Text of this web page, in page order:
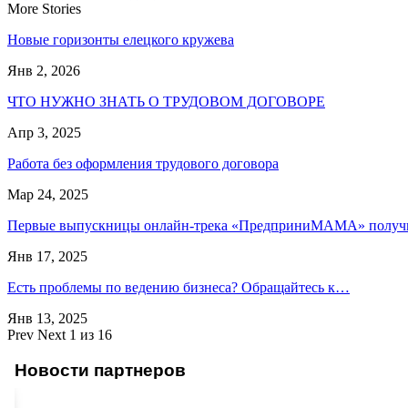
More Stories
Новые горизонты елецкого кружева
Янв 2, 2026
ЧТО НУЖНО ЗНАТЬ О ТРУДОВОМ ДОГОВОРЕ
Апр 3, 2025
Работа без оформления трудового договора
Мар 24, 2025
Первые выпускницы онлайн-трека «ПредприниМАМА»
Янв 17, 2025
Есть проблемы по ведению бизнеса? Обращайтесь к…
Янв 13, 2025
Prev Next 1 из 16
Новости партнеров